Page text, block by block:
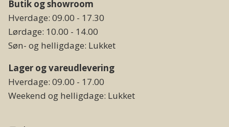
Butik og showroom
Hverdage: 09.00 - 17.30
Lørdage: 10.00 - 14.00
Søn- og helligdage: Lukket
Lager og vareudlevering
Hverdage: 09.00 - 17.00
Weekend og helligdage: Lukket